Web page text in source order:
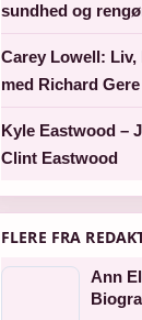
sundhed og
Carey Lowell:
med Richard Gere
Kyle Eastwood –
Clint Eastwood
FLERE FRA
Ann